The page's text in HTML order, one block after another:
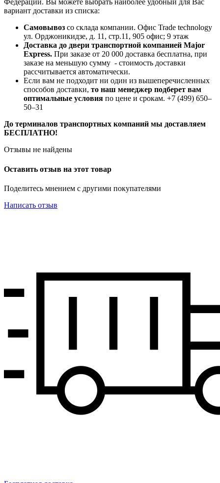
Федерации. Вы можете выбрать наиболее удобный для Вас
вариант доставки из списка:
Самовывоз со склада компании. Офис Trade technology
ул. Орджоникидзе, д. 11, стр.11, 905 офис; 9 этаж
Доставка до двери транспортной компанией Major
Express. При заказе от 20 000 доставка бесплатна, при
заказе на меньшую сумму - стоимость доставки
рассчитывается автоматически.
Если вам не подходит ни один из вышеперечисленных
способов доставки, то наш менеджер подберет вам
оптимальные условия по цене и срокам. +7 (499) 650‒
50‒31
До терминалов транспортных компаний мы доставляем
БЕСПЛАТНО!
Отзывы не найдены
Оставить отзыв на этот товар
Поделитесь мнением с другими покупателями
Написать отзыв